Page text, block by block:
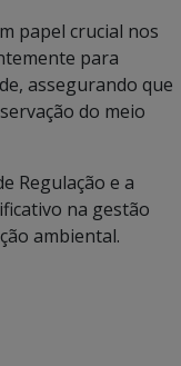
papel crucial nos
para
assegurando que
do meio
Regulação e a
na gestão
ambiental.